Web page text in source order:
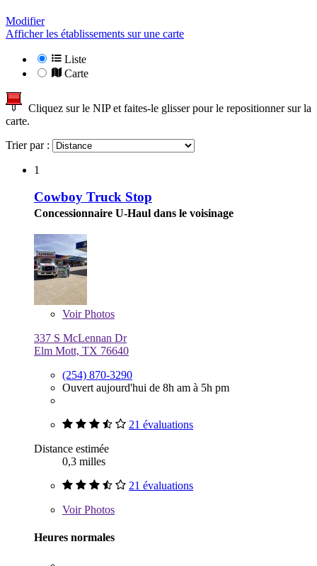
Modifier
Afficher les établissements sur une carte
Liste
Carte
Cliquez sur le NIP et faites-le glisser pour le repositionner sur la
carte.
Trier par :
1
Cowboy Truck Stop
Concessionnaire U-Haul dans le voisinage
VoirPhotos
337 S McLennan Dr
Elm Mott, TX 76640
(254) 870-3290
Ouvert aujourd'hui de 8h am à 5h pm
21 évaluations
Distance estimée
0,3 milles
21 évaluations
VoirPhotos
Heures normales